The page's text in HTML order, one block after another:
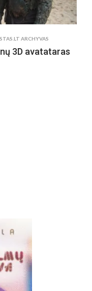
ARCHYVAS
3D avatataras